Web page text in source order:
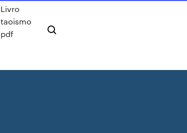
Livro
taoismo
pdf